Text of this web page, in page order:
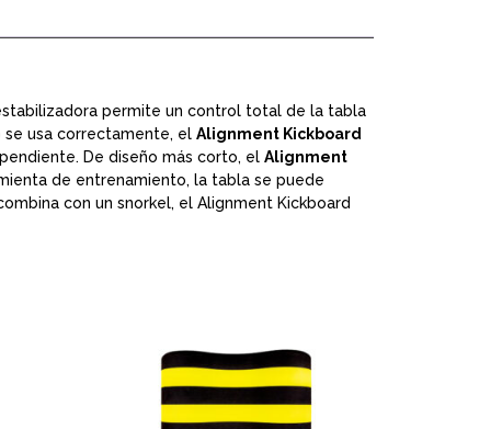
permite un control total de la tabla
se usa correctamente, el Alignment Kickboard
De diseño más corto, el Alignment
de entrenamiento, la tabla se puede
con un snorkel, el Alignment Kickboard